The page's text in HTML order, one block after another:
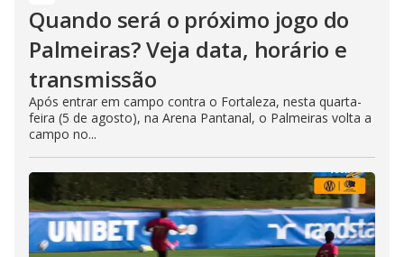
Quando será o próximo jogo do
Palmeiras? Veja data, horário e
transmissão
Após entrar em campo contra o Fortaleza, nesta quarta-
feira (5 de agosto), na Arena Pantanal, o Palmeiras volta a
campo no...